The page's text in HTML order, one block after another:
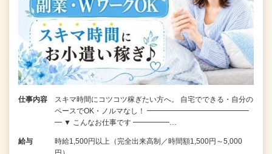
仕事内容
スキマ時間にコツコツ稼ぎたい方へ。 自宅でできる・自分の
ペースでOK・ノルマなし！ ━━━━━━━━━━━━━━
━ ▼ こんなお仕事です ━━━━━…
給与
時給1,500円以上（完全出来高制／時間額1,500円～5,000